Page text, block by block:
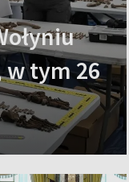
w tym 26